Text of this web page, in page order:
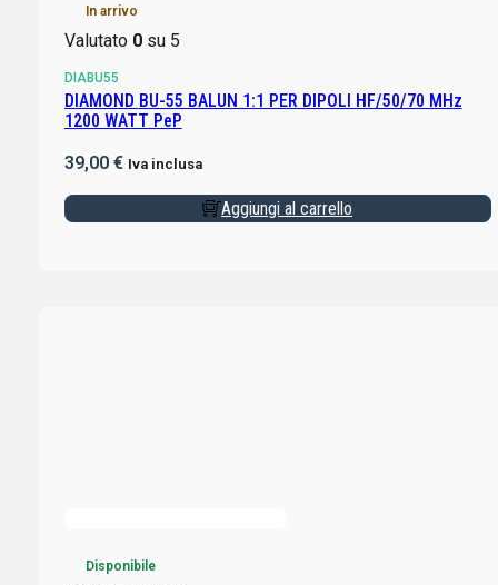
In arrivo
Valutato 0su 5
DIABU55
DIAMOND BU-55 BALUN 1:1 PER DIPOLI HF/50/70 MHz
1200 WATT PeP
39,00 € Iva inclusa
Aggiungi al carrello
Disponibile